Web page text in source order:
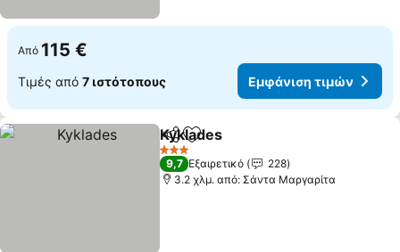
Από 115 €
Τιμές από 7 ιστότοπους Εμφάνιση τιμών
Κοινοποίηση
Προσθήκη στα αγαπημένα
Kyklades
3 Αστέρια
9,7 Εξαιρετικό
228
3.2 χλμ. από: Σάντα Μαργαρίτα